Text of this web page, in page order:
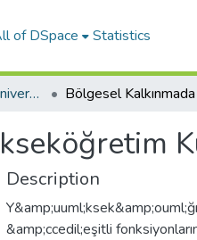
of DSpace Statistics
Mehmet Akif Ersoy University Journal of Social Sciences Institute
Description
&amp;ccedil;eşitli